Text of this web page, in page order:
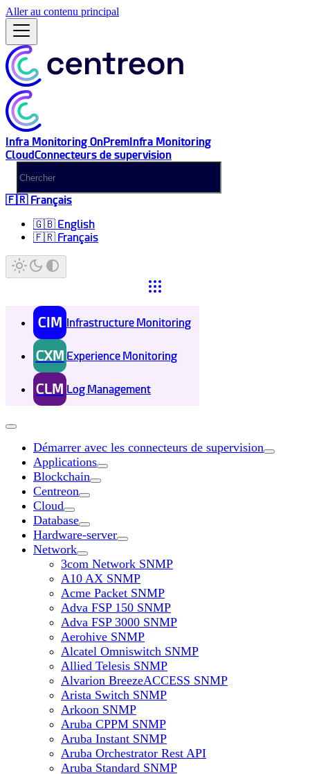
Aller au contenu principal
Infra Monitoring OnPremInfra Monitoring
CloudConnecteurs de supervision
🇫🇷 Français
🇬🇧 English
🇫🇷 Français
CIM Infrastructure Monitoring
CXM Experience Monitoring
CLM Log Management
Démarrer avec les connecteurs de supervision
Applications
Blockchain
Centreon
Cloud
Database
Hardware-server
Network
3com Network SNMP
A10 AX SNMP
Acme Packet SNMP
Adva FSP 150 SNMP
Adva FSP 3000 SNMP
Aerohive SNMP
Alcatel Omniswitch SNMP
Allied Telesis SNMP
Alvarion BreezeACCESS SNMP
Arista Switch SNMP
Arkoon SNMP
Aruba CPPM SNMP
Aruba Instant SNMP
Aruba Orchestrator Rest API
Aruba Standard SNMP